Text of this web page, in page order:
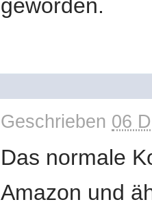
geworden.
Geschrieben 06
Das normale
Amazon und